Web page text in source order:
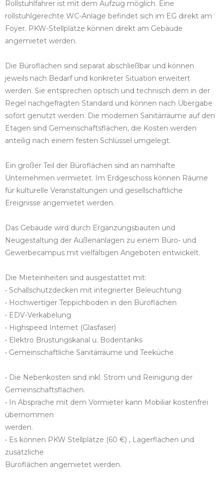
Rollstuhlfahrer ist mit dem Aufzug möglich. Eine
rollstuhlgerechte WC-Anlage befindet sich im EG direkt am
Foyer. PKW-Stellplätze können direkt am Gebäude
angemietet werden.
Die Büroflächen sind separat abschließbar und können
jeweils nach Bedarf und konkreter Situation erweitert
werden. Sie entsprechen optisch und technisch dem in der
Regel nachgefragten Standard und können nach Übergabe
sofort genutzt werden. Die modernen Sanitärräume auf den
Etagen sind Gemeinschaftsflächen, die Kosten werden
anteilig nach einem festen Schlüssel umgelegt.
Ein großer Teil der Büroflächen sind an namhafte
Unternehmen vermietet. Im Erdgeschoss können Räume
für kulturelle Veranstaltungen und gesellschaftliche
Ereignisse angemietet werden.
Das Gebäude wird durch Ergänzungsbauten und
Neugestaltung der Außenanlagen zu einem Büro- und
Gewerbecampus mit vielfältigen Angeboten entwickelt.
Die Mieteinheiten sind ausgestattet mit:
• Schallschutzdecken mit integrierter Beleuchtung
• Hochwertiger Teppichboden in den Büroflächen
• EDV-Verkabelung
• Highspeed Internet (Glasfaser)
• Elektro Brüstungskanal u. Bodentanks
• Gemeinschaftliche Sanitärräume und Teeküche
• Die Nebenkosten sind inkl. Strom und Reinigung der
Gemeinschaftsflächen.
• In Absprache mit dem Vormieter kann Mobiliar kostenfrei
übernommen
werden.
• Es können PKW Stellplätze (60 €) , Lagerflächen und
zusätzliche
Büroflächen angemietet werden.